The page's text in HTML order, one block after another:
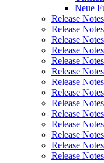
Neue
Release
Release
Release
Release
Release
Release
Release
Release
Release
Release
Release
Release
Release
Release